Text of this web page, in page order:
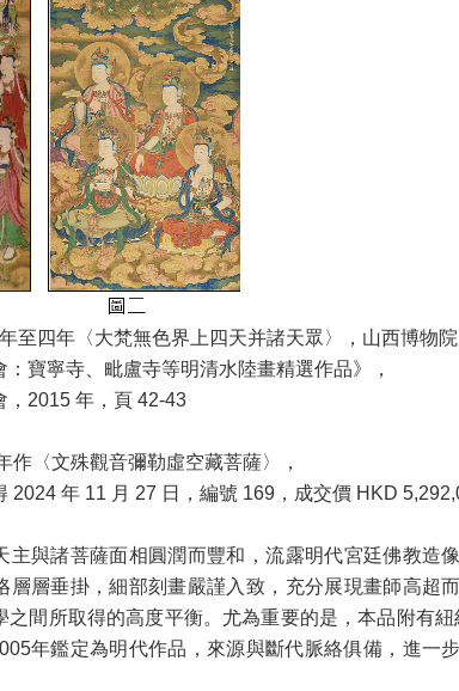
至四年〈大梵無色界上四天并諸天眾〉，山西博物
：寶寧寺、毗盧寺等明清水陸畫精選作品》，
，2015 年，頁 42-43
作〈文殊觀音彌勒虛空藏菩薩〉，
2024 年 11 月 27 日，編號 169，成交價 HKD
主與諸菩薩面相圓潤而豐和，流露明代宮廷佛教造
層層垂掛，細部刻畫嚴謹入致，充分展現畫師高超
之間所取得的高度平衡。尤為重要的是，本品附有
年鑑定為明代作品，來源與斷代脈絡俱備，進一